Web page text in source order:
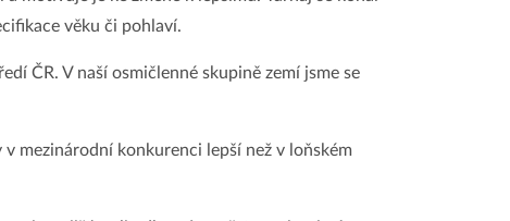
věku či pohlaví.
ČR. V naší osmičlenné skupině zemí jsme se
mezinárodní konkurenci lepší než v loňském